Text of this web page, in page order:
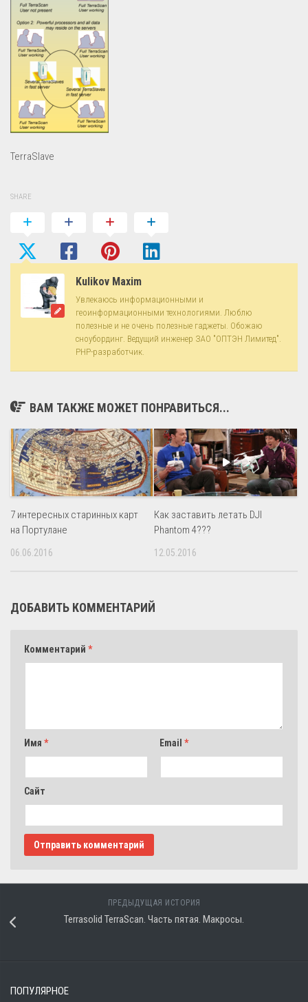
TerraSlave
SHARE
Kulikov Maxim
Увлекаюсь информационными и
геоинформационными технологиями. Люблю
полезные и не очень полезные гаджеты. Обожаю
сноубординг. Ведущий инженер ЗАО "ОПТЭН Лимитед".
PHP-разработчик.
ВАМ ТАКЖЕ МОЖЕТ ПОНРАВИТЬСЯ...
7 интересных старинных карт
на Портулане
06.06.2016
Как заставить летать DJI
Phantom 4???
12.05.2016
ДОБАВИТЬ КОММЕНТАРИЙ
Комментарий *
Имя * Email *
Сайт
ПРЕДЫДУЩАЯ ИСТОРИЯ
Terrasolid TerraScan. Часть пятая. Макросы.
ПОПУЛЯРНОЕ